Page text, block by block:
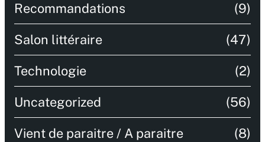
Recommandations (9)
Salon littéraire (47)
Technologie (2)
Uncategorized (56)
Vient de paraitre / A paraitre (8)